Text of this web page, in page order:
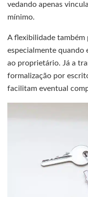
vedando apenas
mínimo.
A flexibilidade
especialmente quando
ao proprietário. Já a
formalização por
facilitam eventual